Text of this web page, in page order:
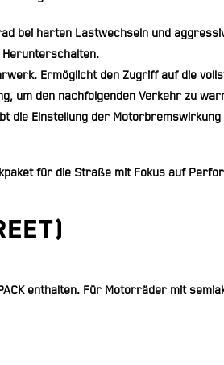
bei harten Lastwechseln und
Herunterschalten.
Ermöglicht den Zugriff auf die
um den nachfolgenden Verkehr zu
die Einstellung der
für die Straße mit Fokus auf
enthalten. Für Motorräder mit